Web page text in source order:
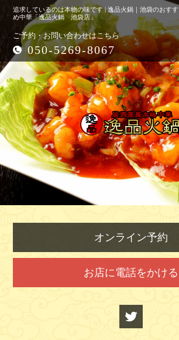
追求しているのは本物の味です | 逸品火鍋｜池袋のおすす
め中華「逸品火鍋 池袋店」
ご予約・お問い合わせはこちら
050-5269-8067
オンライン予約
お店に電話をかける